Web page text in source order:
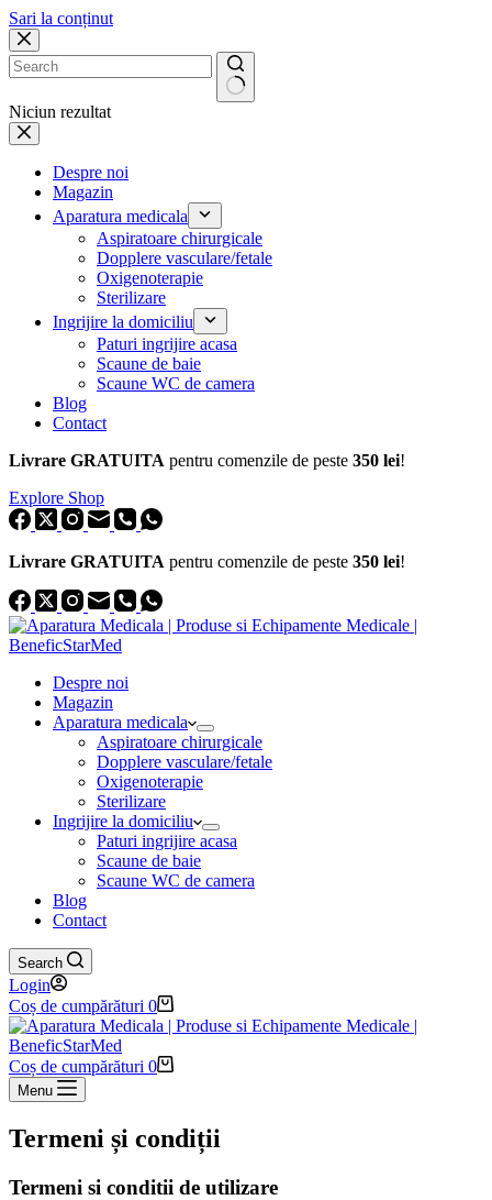
Sari la conținut
Niciun rezultat
Despre noi
Magazin
Aparatura medicala
Aspiratoare chirurgicale
Dopplere vasculare/fetale
Oxigenoterapie
Sterilizare
Ingrijire la domiciliu
Paturi ingrijire acasa
Scaune de baie
Scaune WC de camera
Blog
Contact
Livrare GRATUITA pentru comenzile de peste 350 lei!
Explore Shop
Livrare GRATUITA pentru comenzile de peste 350 lei!
Despre noi
Magazin
Aparatura medicala
Aspiratoare chirurgicale
Dopplere vasculare/fetale
Oxigenoterapie
Sterilizare
Ingrijire la domiciliu
Paturi ingrijire acasa
Scaune de baie
Scaune WC de camera
Blog
Contact
Search
Login
Coș de cumpărături 0
Coș de cumpărături 0
Menu
Termeni și condiții
Termeni si conditii de utilizare